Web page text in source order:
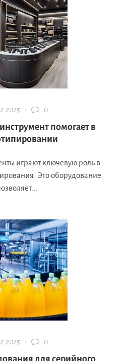
· 0
помогает в
играют ключевую роль в
Это оборудование
· 0